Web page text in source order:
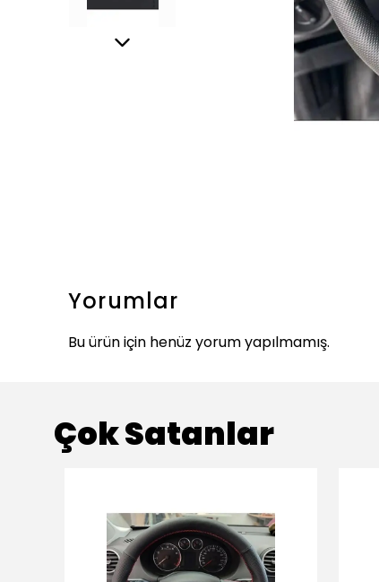
Yorumlar
Bu ürün için henüz yorum yapılmamış.
Çok Satanlar